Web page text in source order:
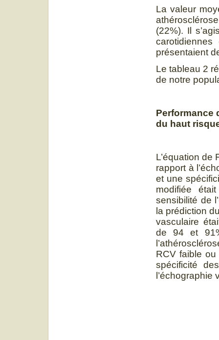
La valeur
(22%). Il
présentaient
Le tableau 2
de notre
Performance
du haut
L’équation de
rapport à
et une
modifiée
sensibilité de
la prédiction
vasculaire
de 94 et
RCV faible
spécificité
l’échographie